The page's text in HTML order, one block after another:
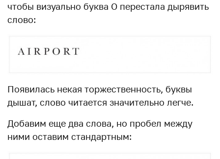
чтобы визуально буква О перестала дырявить
слово:
Появилась некая торжественность, буквы
дышат, слово читается значительно легче.
Добавим еще два слова, но пробел между
ними оставим стандартным: